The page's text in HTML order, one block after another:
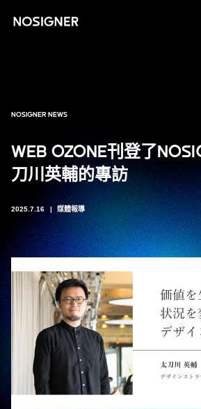
首頁
NOSIGNER NEWS
WEB OZONE刊登了
刀川英輔的專訪
2025.7.16 媒體報導